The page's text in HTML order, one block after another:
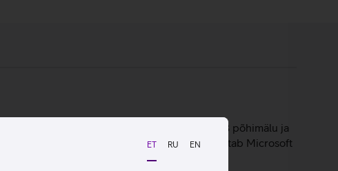
ET RU EN
Intel Core Ultra 5-135U protsessorit, 16 GB põhimälu ja
eestikeelne klaviatuur. Sülearvuti töötab Microsoft